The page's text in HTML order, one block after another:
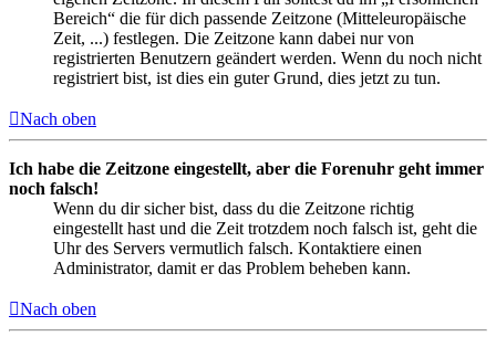
Bereich“ die für dich passende Zeitzone (Mitteleuropäische
Zeit, ...) festlegen. Die Zeitzone kann dabei nur von
registrierten Benutzern geändert werden. Wenn du noch nicht
registriert bist, ist dies ein guter Grund, dies jetzt zu tun.
Nach oben
Ich habe die Zeitzone eingestellt, aber die Forenuhr geht immer
noch falsch!
Wenn du dir sicher bist, dass du die Zeitzone richtig
eingestellt hast und die Zeit trotzdem noch falsch ist, geht die
Uhr des Servers vermutlich falsch. Kontaktiere einen
Administrator, damit er das Problem beheben kann.
Nach oben